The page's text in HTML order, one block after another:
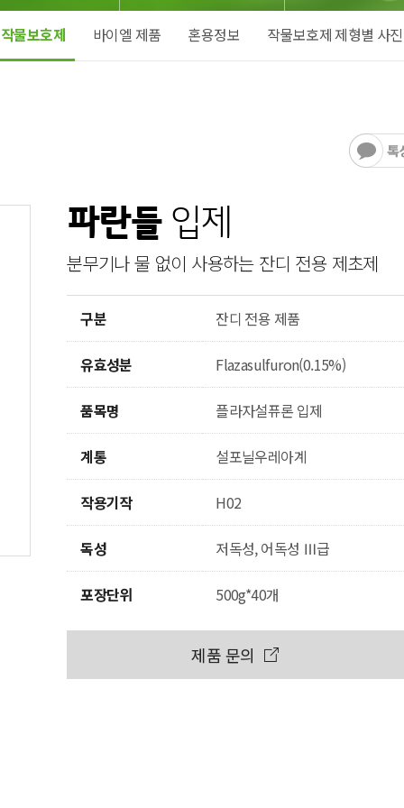
작물보호제 바이엘 제품 혼용정보 작물보호제 제형별 사진
파란들입제
분무기나 물 없이 사용하는 잔디 전용 제초제
구분 잔디 전용 제품
유효성분 Flazasulfuron(0.15%)
품목명 플라자설퓨론 입제
계통 설포닐우레아계
작용기작 H02
독성 저독성, 어독성 Ⅲ급
포장단위 500g*40개
제품 문의